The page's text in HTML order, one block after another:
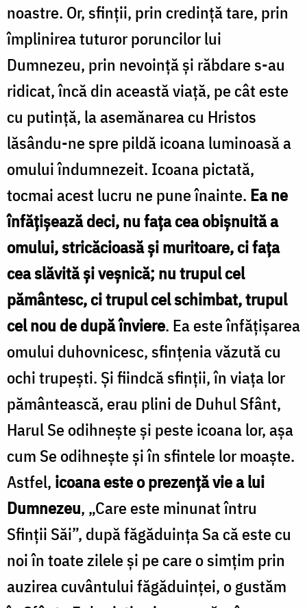
noastre. Or, sfinții, prin credință tare, prin
împlinirea tuturor poruncilor lui
Dumnezeu, prin nevoință și răbdare s-au
ridicat, încă din această viață, pe cât este
cu putință, la asemănarea cu Hristos
lăsându-ne spre pildă icoana luminoasă a
omului îndumnezeit. Icoana pictată,
tocmai acest lucru ne pune înainte. Ea ne
înfățișează deci, nu fața cea obișnuită a
omului, stricăcioasă și muritoare, ci fața
cea slăvită și veșnică; nu trupul cel
pământesc, ci trupul cel schimbat, trupul
cel nou de după înviere. Ea este înfățișarea
omului duhovnicesc, sfințenia văzută cu
ochi trupești. Și fiindcă sfinții, în viața lor
pământească, erau plini de Duhul Sfânt,
Harul Se odihnește și peste icoana lor, așa
cum Se odihnește și în sfintele lor moaște.
Astfel, icoana este o prezență vie a lui
Dumnezeu, „Care este minunat întru
Sfinții Săi”, după făgăduința Sa că este cu
noi în toate zilele și pe care o simțim prin
auzirea cuvântului făgăduinței, o gustăm